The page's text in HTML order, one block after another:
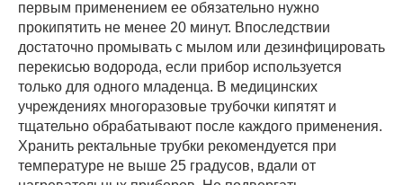
первым применением ее обязательно нужно
прокипятить не менее 20 минут. Впоследствии
достаточно промывать с мылом или дезинфицировать
перекисью водорода, если прибор используется
только для одного младенца. В медицинских
учреждениях многоразовые трубочки кипятят и
тщательно обрабатывают после каждого применения.
Хранить ректальные трубки рекомендуется при
температуре не выше 25 градусов, вдали от